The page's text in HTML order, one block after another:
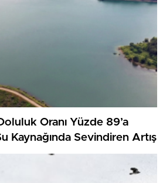
Oranı Yüzde 89’a
Kaynağında Sevindiren Artış